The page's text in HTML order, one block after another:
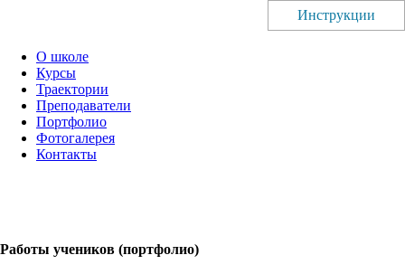
О школе
Курсы
Траектории
Преподаватели
Портфолио
Фотогалерея
Контакты
Работы учеников (портфолио)
Инструкции